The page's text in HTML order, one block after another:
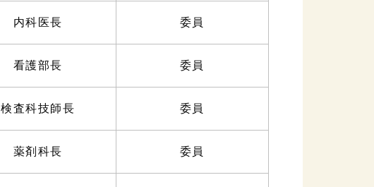
内科医長 委員
看護部長 委員
検査科技師長 委員
薬剤科長 委員